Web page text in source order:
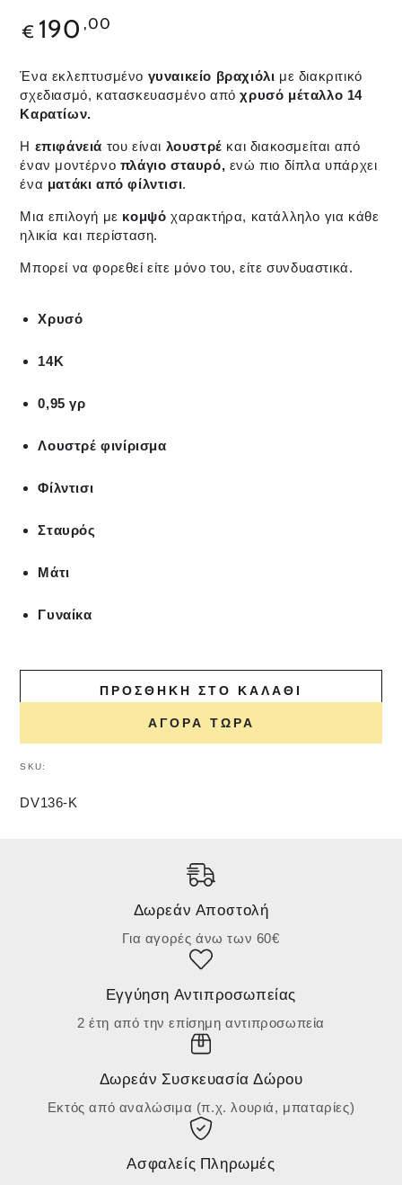
€ 190 ,00
Ένα εκλεπτυσμένο γυναικείο βραχιόλι με διακριτικό
σχεδιασμό, κατασκευασμένο απόχρυσό μέταλλο 14
Καρατίων.
Η επιφάνειά του είναι λουστρέ και διακοσμείται από
έναν μοντέρνο πλάγιο σταυρό, ενώ πιο δίπλα υπάρχει
ένα ματάκι από φίλντισι.
Μια επιλογή με κομψό χαρακτήρα, κατάλληλο για κάθε
ηλικία και περίσταση.
Μπορεί να φορεθεί είτε μόνο του, είτε συνδυαστικά.
Χρυσό
14Κ
0,95 γρ
Λουστρέ φινίρισμα
Φίλντισι
Σταυρός
Μάτι
Γυναίκα
ΠΡΟΣΘΉΚΗ ΣΤΟ ΚΑΛΆΘΙ
ΑΓΟΡΆ ΤΏΡΑ
SKU:
DV136-K
Δωρεάν Αποστολή
Για αγορές άνω των 60€
Εγγύηση Αντιπροσωπείας
2 έτη από την επίσημη αντιπροσωπεία
Δωρεάν Συσκευασία Δώρου
Εκτός από αναλώσιμα (π.χ. λουριά, μπαταρίες)
Ασφαλείς Πληρωμές